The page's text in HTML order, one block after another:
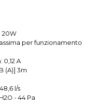
20W
per funzionamento
A
(A)] 3m
l/s
- 44 Pa